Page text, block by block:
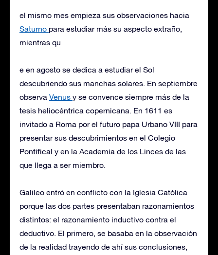
el mismo mes empieza sus observaciones hacia
Saturno para estudiar más su aspecto extraño,
mientras qu
e en agosto se dedica a estudiar el Sol
descubriendo sus manchas solares. En septiembre
observa Venus y se convence siempre más de la
tesis heliocéntrica copernicana. En 1611 es
invitado a Roma por el futuro papa Urbano VIII para
presentar sus descubrimientos en el Colegio
Pontifical y en la Academia de los Linces de las
que llega a ser miembro.
Galileo entró en conflicto con la Iglesia Católica
porque las dos partes presentaban razonamientos
distintos: el razonamiento inductivo contra el
deductivo. El primero, se basaba en la observación
de la realidad trayendo de ahí sus conclusiones,